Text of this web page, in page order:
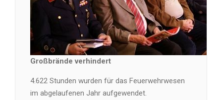
Großbrände verhindert
4.622 Stunden wurden für das Feuerwehrwesen
im abgelaufenen Jahr aufgewendet.